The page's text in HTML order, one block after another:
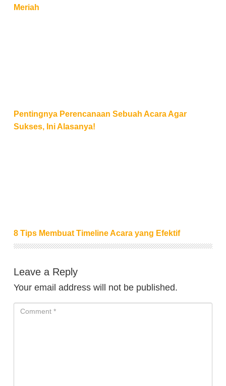
Meriah
Pentingnya Perencanaan Sebuah Acara Agar
Sukses, Ini Alasanya!
8 Tips Membuat Timeline Acara yang Efektif
Leave a Reply
Your email address will not be published.